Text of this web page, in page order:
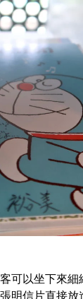
可以坐下來
明信片直接放